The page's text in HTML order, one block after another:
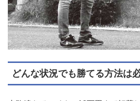
どんな状況でも勝てる方法は